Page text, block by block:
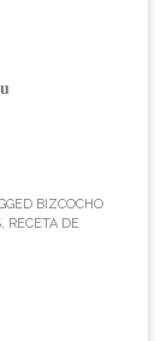
BIZCOCHO
, RECETA DE